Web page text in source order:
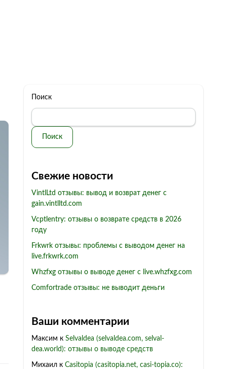
Поиск
Поиск
Свежие новости
VintlLtd отзывы: вывод и возврат денег с
gain.vintlltd.com
Vcptlentry: отзывы о возврате средств в 2026
году
Frkwrk отзывы: проблемы с выводом денег на
live.frkwrk.com
Whzfxg отзывы о выводе денег с live.whzfxg.com
Comfortrade отзывы: не выводит деньги
Ваши комментарии
Максим к Selvaldea (selvaldea.com, selval-
dea.world): отзывы о выводе средств
Михаил к Casitopia (casitopia.net, casi-topia.co):